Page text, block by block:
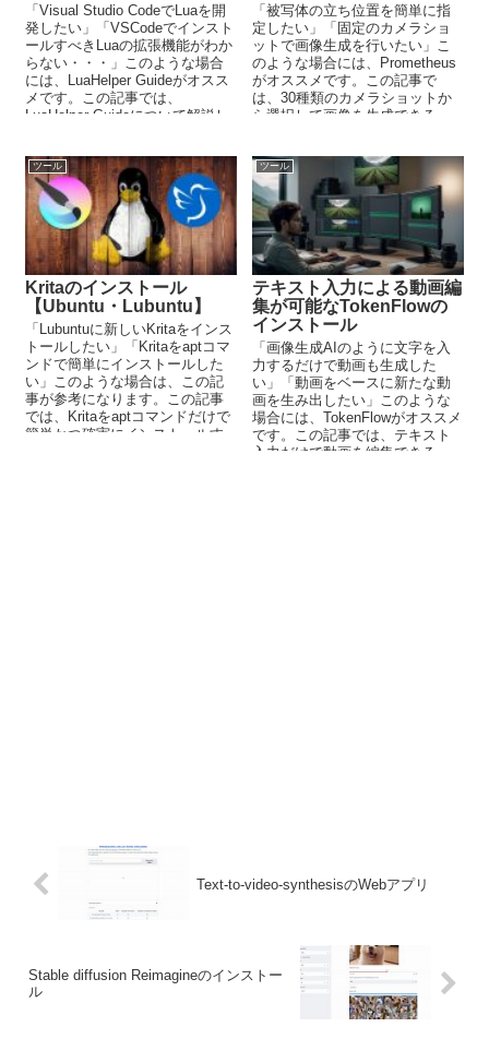
「Visual Studio CodeでLuaを開
発したい」「VSCodeでインスト
ールすべきLuaの拡張機能がわか
らない・・・」このような場合
には、LuaHelper Guideがオスス
メです。この記事では、
LuaHelper Guideについて解説し
「被写体の立ち位置を簡単に指
定したい」「固定のカメラショ
ットで画像生成を行いたい」こ
のような場合には、Prometheus
がオススメです。この記事で
は、30種類のカメラショットか
ら選択して画像を生成できる
ツール
Kritaのインストール
【Ubuntu・Lubuntu】
「Lubuntuに新しいKritaをインス
トールしたい」「Kritaをaptコマ
ンドで簡単にインストールした
い」このような場合は、この記
事が参考になります。この記事
では、Kritaをaptコマンドだけで
簡単かつ確実にインストールす
ツール
テキスト入力による動画編
集が可能なTokenFlowの
インストール
「画像生成AIのように文字を入
力するだけで動画も生成した
い」「動画をベースに新たな動
画を生み出したい」このような
場合には、TokenFlowがオススメ
です。この記事では、テキスト
入力だけで動画を編集できる
Text-to-video-synthesisのWebアプリ
Stable diffusion Reimagineのインストー
ル